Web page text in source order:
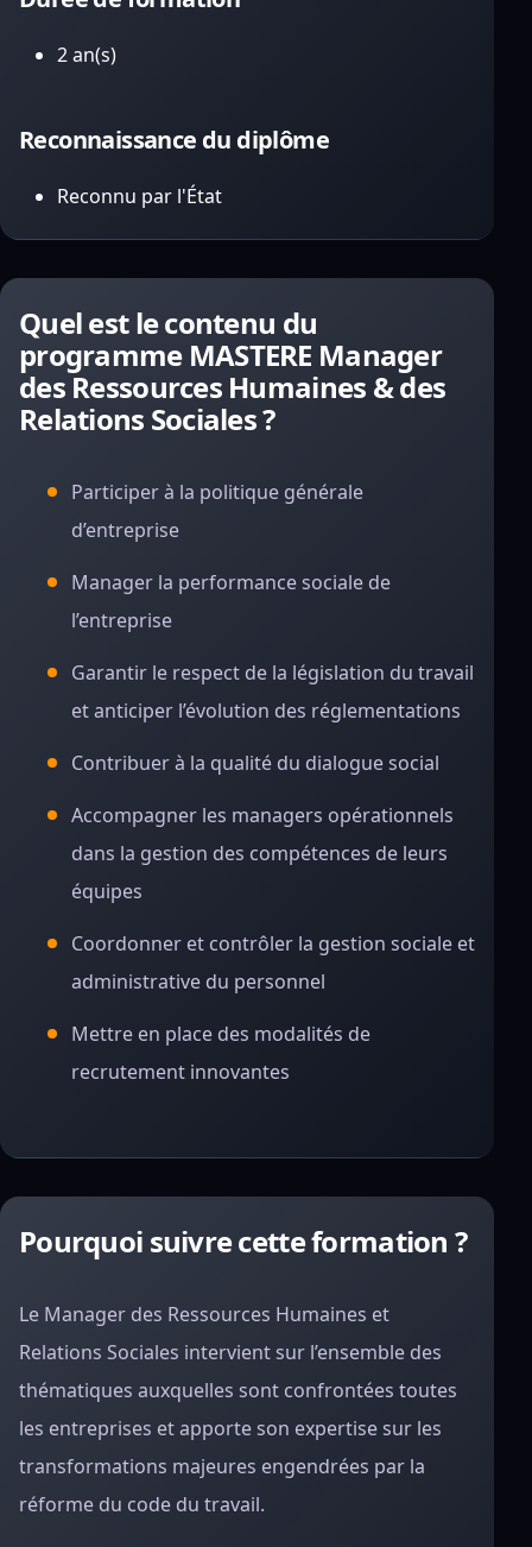
2 an(s)
Reconnaissance du diplôme
Reconnu par l'État
Quel est le contenu du
programme MASTERE Manager
des Ressources Humaines & des
Relations Sociales ?
Participer à la politique générale
d’entreprise
Manager la performance sociale de
l’entreprise
Garantir le respect de la législation du travail
et anticiper l’évolution des réglementations
Contribuer à la qualité du dialogue social
Accompagner les managers opérationnels
dans la gestion des compétences de leurs
équipes
Coordonner et contrôler la gestion sociale et
administrative du personnel
Mettre en place des modalités de
recrutement innovantes
Pourquoi suivre cette formation ?
Le Manager des Ressources Humaines et
Relations Sociales intervient sur l’ensemble des
thématiques auxquelles sont confrontées toutes
les entreprises et apporte son expertise sur les
transformations majeures engendrées par la
réforme du code du travail.